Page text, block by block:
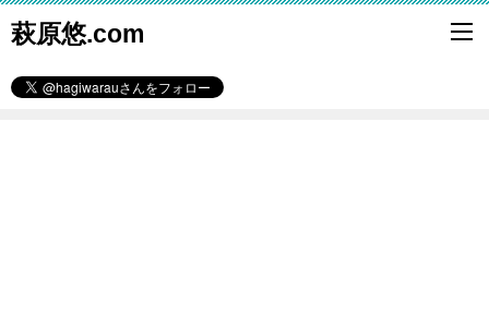
萩原悠.com